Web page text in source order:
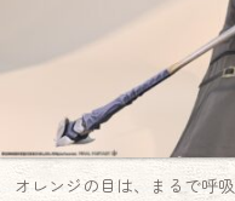
オレンジの目は、まるで呼